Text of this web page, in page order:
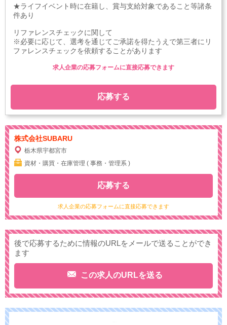
★ライフイベント時に在籍し、賞与支給対象であること等諸条
件あり
リファレンスチェックに関して
※必要に応じて、選考を通じてご承諾を得たうえで第三者にリ
ファレンスチェックを依頼することがあります
応募する
求人企業の応募フォームに直接応募できます
株式会社SUBARU
栃木県宇都宮市
資材・購買・在庫管理 ( 事務・管理系 )
求人企業の応募フォームに直接応募できます
応募する
後で応募するために情報のURLをメールで送ることができ
ます
この求人のURLを送る